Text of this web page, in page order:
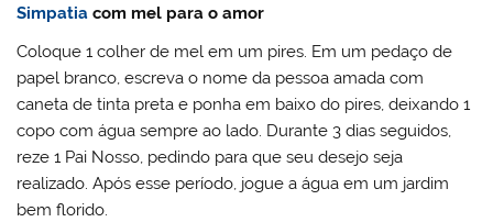
Simpatia com mel para o amor
Coloque 1 colher de mel em um pires. Em um pedaço de
papel branco, escreva o nome da pessoa amada com
caneta de tinta preta e ponha em baixo do pires, deixando 1
copo com água sempre ao lado. Durante 3 dias seguidos,
reze 1 Pai Nosso, pedindo para que seu desejo seja
realizado. Após esse período, jogue a água em um jardim
bem florido.